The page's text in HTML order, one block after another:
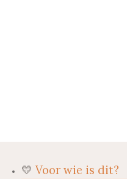
💛 Voor wie is dit?